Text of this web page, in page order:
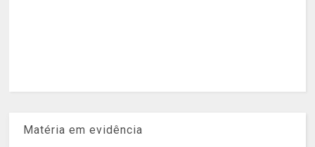
Matéria em evidência